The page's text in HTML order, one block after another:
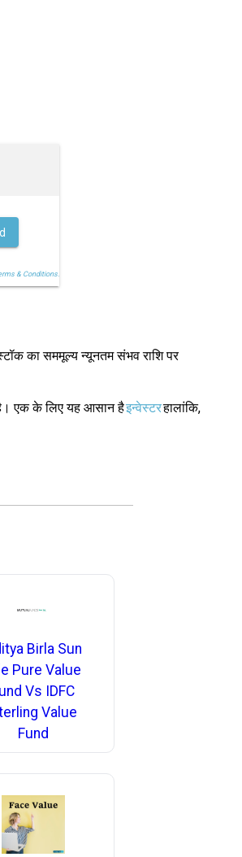
& Conditions.
का सममूल्य न्यूनतम संभव राशि पर
है। एक के लिए यह आसान हैइन्वेस्टरहालांकि,
Birla Sun
Pure Value
Vs IDFC
Value
Fund